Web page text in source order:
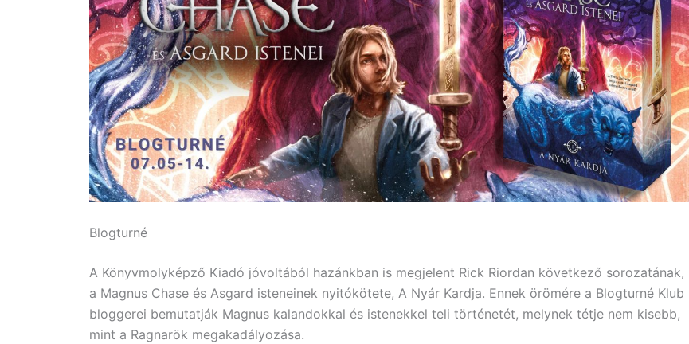
Blogturné
A Könyvmolyképző Kiadó jóvoltából hazánkban is megjelent Rick Riordan következő sorozatának,
a Magnus Chase és Asgard isteneinek nyitókötete, A Nyár Kardja. Ennek örömére a Blogturné Klub
bloggerei bemutatják Magnus kalandokkal és istenekkel teli történetét, melynek tétje nem kisebb,
mint a Ragnarök megakadályozása.